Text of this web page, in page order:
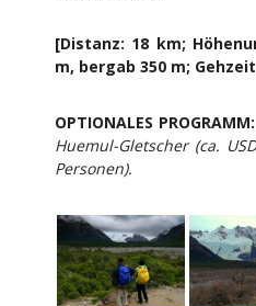
[Distanz: 18 km;
m, bergab 350 m;
OPTIONALES PROGRAMM:
Huemul-Gletscher (ca.
Personen).